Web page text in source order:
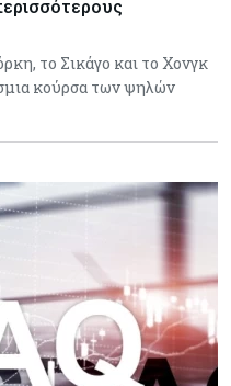
το Σικάγο και το Χονγκ
κούρσα των ψηλών